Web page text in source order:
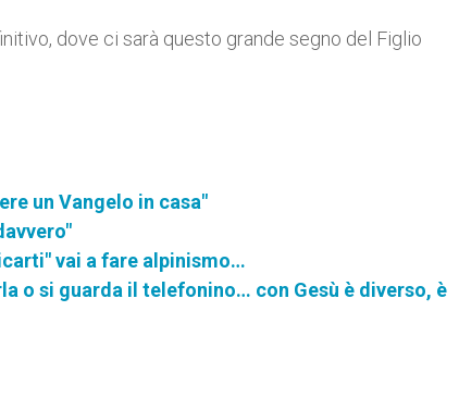
dove ci sarà questo grande segno del Figlio
un Vangelo in casa"
vai a fare alpinismo…
o si guarda il telefonino… con Gesù è diverso, è